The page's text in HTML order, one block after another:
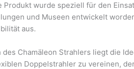
Produkt wurde speziell für den
und Museen entwickelt
aus.
des Chamäleon Strahlers liegt die
Doppelstrahler zu vereinen,